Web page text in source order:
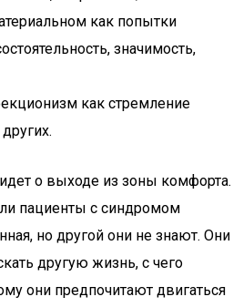
как попытки
значимость,
как стремление
о выходе из зоны комфорта.
пациенты с синдромом
но другой они не знают. Они
другую жизнь, с чего
они предпочитают двигаться